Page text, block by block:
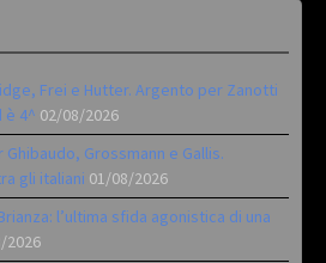
Frei e Hutter. Argento per Zanotti
è 4^ 02/08/2026
Grossmann e Gallis.
gli italiani 01/08/2026
l’ultima sfida agonistica di una
2026